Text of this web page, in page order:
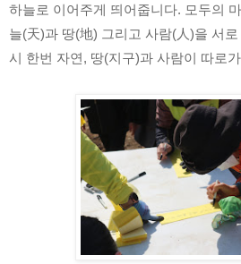
하늘로 이어주게 띄어줍니다. 모두의
늘(天)과 땅(地) 그리고 사람(人)을 서
시 한번 자연, 땅(지구)과 사람이 따로